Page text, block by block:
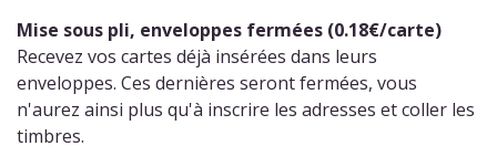
Mise sous pli, enveloppes fermées (0.18€/carte)
Recevez vos cartes déjà insérées dans leurs
enveloppes. Ces dernières seront fermées, vous
n'aurez ainsi plus qu'à inscrire les adresses et coller les
timbres.